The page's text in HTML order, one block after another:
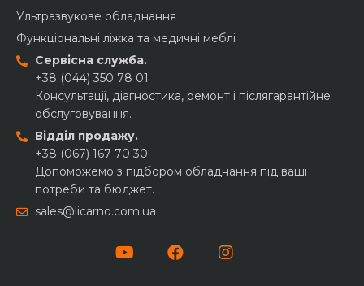
Ультразвукове обладнання
Функціональні ліжка та медичні меблі
Сервісна служба.
+38 (044) 350 78 01
Консультації, діагностика, ремонт і післягарантійне
обслуговування.
Відділ продажу.
+38 (067) 167 70 30
Допоможемо з підбором обладнання під ваші
потреби та бюджет.
sales@licarno.com.ua